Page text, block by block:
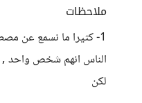
ملاحظات
الناس انهم شخص
لكن